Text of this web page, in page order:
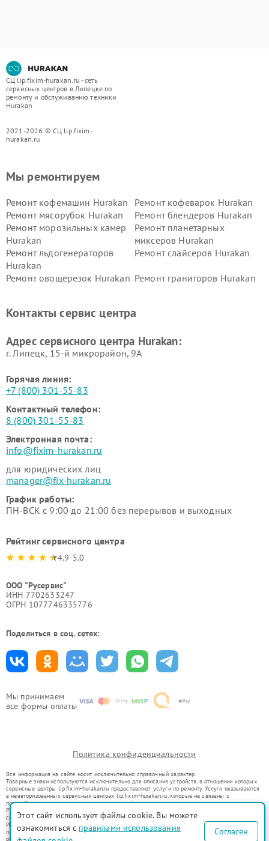
СЦ lip.fixim-hurakan.ru - сеть
сервисных центров в Липецке по
ремонту и обслуживанию техники
Hurakan
2021-2026 © СЦ lip.fixim-
hurakan.ru
Мы принимаем
все формы оплаты
Мы ремонтируем
Ремонт кофемашин Hurakan
Ремонт кофеварок Hurakan
Ремонт мясорубок Hurakan
Ремонт блендеров Hurakan
Ремонт морозильных камер
Hurakan
Ремонт планетарных
миксеров Hurakan
Ремонт льдогенераторов
Hurakan
Ремонт слайсеров Hurakan
Ремонт овощерезок Hurakan Ремонт граниторов Hurakan
Hurakan
Контакты сервис центра
Адрес сервисного центра Hurakan:
г. Липецк, 15-й микрорайон, 9А
Горячая линия:
+7 (800) 301-55-83
Контактный телефон:
8 (800) 301-55-83
Электронная почта:
info@fixim-hurakan.ru
для юридических лиц
manager@fix-hurakan.ru
График работы:
ПН-ВСК с 9:00 до 21:00 без перерывов и выходных
Рейтинг сервисного центра
4.9-5.0
ООО "Русервис"
ИНН 7702633247
ОГРН 1077746335776
Поделиться в соц. сетях:
Политика конфиденциальности
Вся информация на сайте носит исключительно справочный характер.
Товарные знаки используются исключительно для описания устройств, в отношении которых
сервисные центры lip.fixim-hurakan.ru предоставляют услуги по ремонту. Услуги оказываются
в неавторизованных сервисных центрах lip.fixim-hurakan.ru, которые не связаны с
правообладателями товарных знаков или их официальными представителями.
Ремонт осуществляется для устройств, уже введенных в гражданский оборот в соответствии
со статьей 1487 ГК РФ.
Использование товарных знаков не преследует цели индивидуализации услуг или введения
потребителей в заблуждение, а служит для информирования о предоставляемых услугах по
ремонту техники указанных брендов.
Этот сайт использует файлы cookie. Вы можете
ознакомиться с правилами использования
Согласен